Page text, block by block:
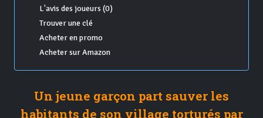
L'avis des joueurs (0)
Trouver une clé
Acheter en promo
Acheter sur Amazon
Un jeune garçon part sauver les
habitants de son village torturés par